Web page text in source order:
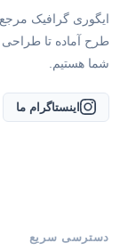
ایگوری گرافیک
طرح آماده تا
شما هستیم.
اینستاگرام ما
دسترسی سریع